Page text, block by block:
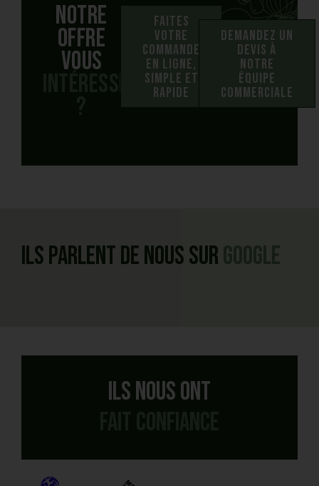
Notre
offre
vous
Faites
votre
commande
en ligne,
simple et
rapide
Demandez un
devis à
notre
équipe
commerciale
Ils parlent de nous sur
Ils nous ont